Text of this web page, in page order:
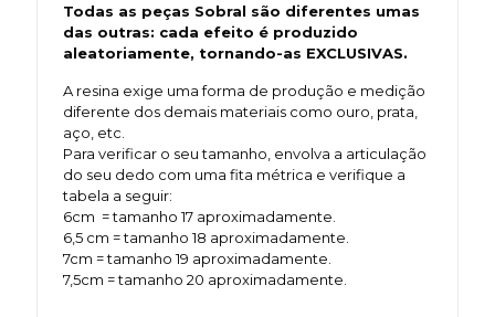
Todas as peças Sobral são diferentes umas
das outras: cada efeito é produzido
aleatoriamente, tornando-as EXCLUSIVAS.
A resina exige uma forma de produção e medição
diferente dos demais materiais como ouro, prata,
aço, etc.
Para verificar o seu tamanho, envolva a articulação
do seu dedo com uma fita métrica e verifique a
tabela a seguir:
6cm = tamanho 17 aproximadamente.
6,5 cm = tamanho 18 aproximadamente.
7cm = tamanho 19 aproximadamente.
7,5cm = tamanho 20 aproximadamente.